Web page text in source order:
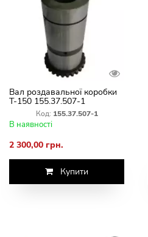
Вал роздавальної коробки
Т-150 155.37.507-1
Код: 155.37.507-1
В наявності
2 300,00 грн.
Купити